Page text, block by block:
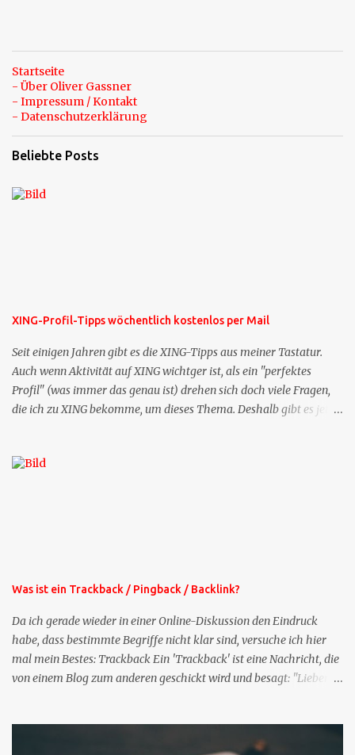
Startseite
- Über Oliver Gassner
- Impressum / Kontakt
- Datenschutzerklärung
Beliebte Posts
XING-Profil-Tipps wöchentlich kostenlos per Mail
Seit einigen Jahren gibt es die XING-Tipps aus meiner Tastatur.
Auch wenn Aktivität auf XING wichtger ist, als ein "perfektes
Profil" (was immer das genau ist) drehen sich doch viele Fragen,
die ich zu XING bekomme, um dieses Thema. Deshalb gibt es jetzt
bekommen Sie kostenlos eine weitere Folge. Die Startsequenz ist 16
Was ist ein Trackback / Pingback / Backlink?
Da ich gerade wieder in einer Online-Diskussion den Eindruck
habe, dass bestimmte Begriffe nicht klar sind, versuche ich hier
mal mein Bestes: Trackback Ein 'Trackback' ist eine Nachricht, die
von einem Blog zum anderen geschickt wird und besagt: "Lieber